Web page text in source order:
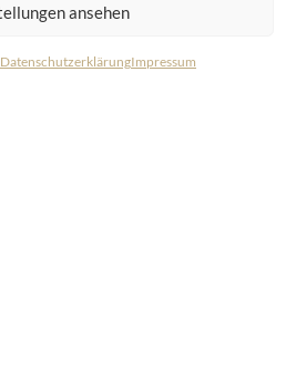
ansehen
DatenschutzerklärungImpressum